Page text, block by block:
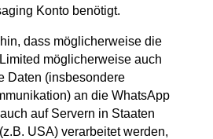
Konto benötigt.
dass möglicherweise die
möglicherweise auch
Daten (insbesondere
an die WhatsApp
auf Servern in Staaten
USA) verarbeitet werden,